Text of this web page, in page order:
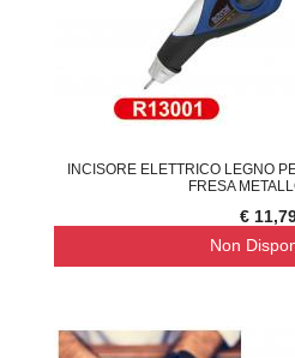
INCISORE ELETTRICO LEGNO
FRESA
€
Non